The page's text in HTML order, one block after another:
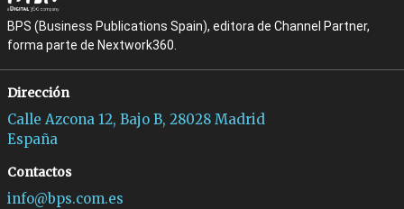
BPS (Business Publications Spain), editora de Channel Partner,
forma parte de Nextwork360.
Dirección
Calle Azcona 12, Bajo B, 28028 Madrid
España
Contactos
info@bps.com.es